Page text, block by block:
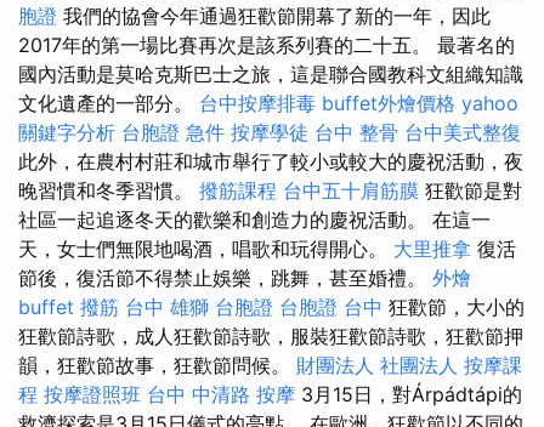
胞證 我們的協會今年通過狂歡節開幕了新的一年，因此
2017年的第一場比賽再次是該系列賽的二十五。 最著名的
國內活動是莫哈克斯巴士之旅，這是聯合國教科文組織知識
文化遺產的一部分。 台中按摩排毒 buffet外燴價格 yahoo
關鍵字分析 台胞證 急件 按摩學徒 台中 整骨 台中美式整復
此外，在農村村莊和城市舉行了較小或較大的慶祝活動，夜
晚習慣和冬季習慣。 撥筋課程 台中五十肩筋膜 狂歡節是對
社區一起追逐冬天的歡樂和創造力的慶祝活動。 在這一
天，女士們無限地喝酒，唱歌和玩得開心。 大里推拿 復活
節後，復活節不得禁止娛樂，跳舞，甚至婚禮。 外燴
buffet 撥筋 台中 雄獅 台胞證 台胞證 台中 狂歡節，大小的
狂歡節詩歌，成人狂歡節詩歌，服裝狂歡節詩歌，狂歡節押
韻，狂歡節故事，狂歡節問候。 財團法人 社團法人 按摩課
程 按摩證照班 台中 中清路 按摩 3月15日，對Árpádtápi的